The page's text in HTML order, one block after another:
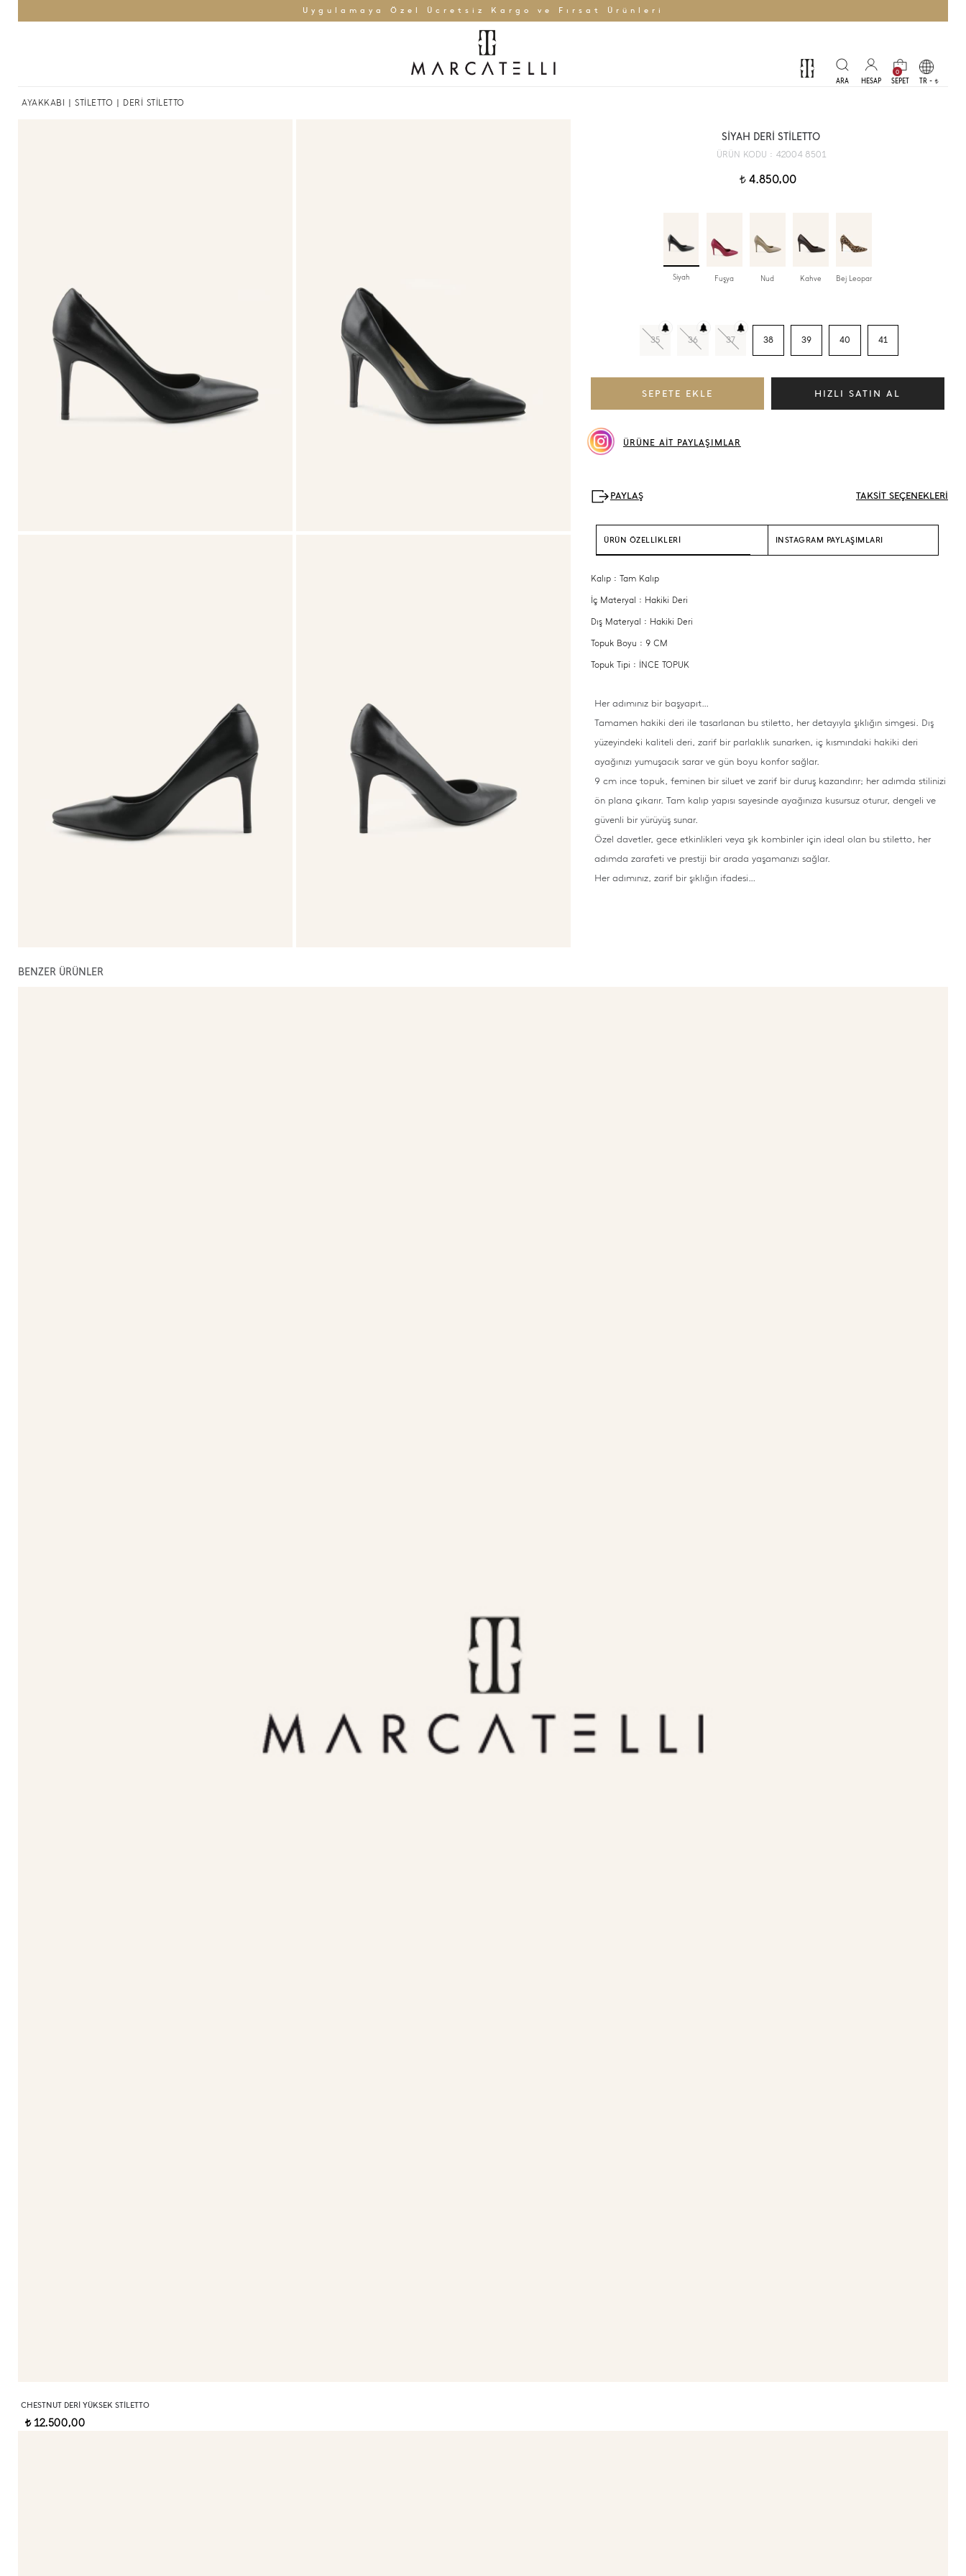
Uygulamaya Özel Ücretsiz Kargo ve Fırsat Ürünleri
0
TR - t
AYAKKABI STİLETTO | DERİ STİLETTO
SİYAH DERİ STİLETTO
ÜRÜN KODU : 42004 8501
t4.850,00
Siyah Fuşya Nud Kahve Bej Leopar
35 36 37 38 39 40 41
ÜRÜNE AİT PAYLAŞIMLAR
TAKSİT SEÇENEKLERİ
ÜRÜN ÖZELLİKLERİ INSTAGRAM PAYLAŞIMLARI
Kalıp : Tam Kalıp
İç Materyal : Hakiki Deri
Dış Materyal : Hakiki Deri
Topuk Boyu : 9 CM
Topuk Tipi : İNCE TOPUK
Her adımınız bir başyapıt…
Tamamen hakiki deri ile tasarlanan bu stiletto, her detayıyla şıklığın simgesi. Dış
yüzeyindeki kaliteli deri, zarif bir parlaklık sunarken, iç kısmındaki hakiki deri
ayağınızı yumuşacık sarar ve gün boyu konfor sağlar.
9 cm ince topuk, feminen bir siluet ve zarif bir duruş kazandırır; her adımda stilinizi
ön plana çıkarır. Tam kalıp yapısı sayesinde ayağınıza kusursuz oturur, dengeli ve
güvenli bir yürüyüş sunar.
Özel davetler, gece etkinlikleri veya şık kombinler için ideal olan bu stiletto, her
adımda zarafeti ve prestiji bir arada yaşamanızı sağlar.
Her adımınız, zarif bir şıklığın ifadesi…
BENZER ÜRÜNLER
CHESTNUT DERI YÜKSEK STILETTO
t12.500,00